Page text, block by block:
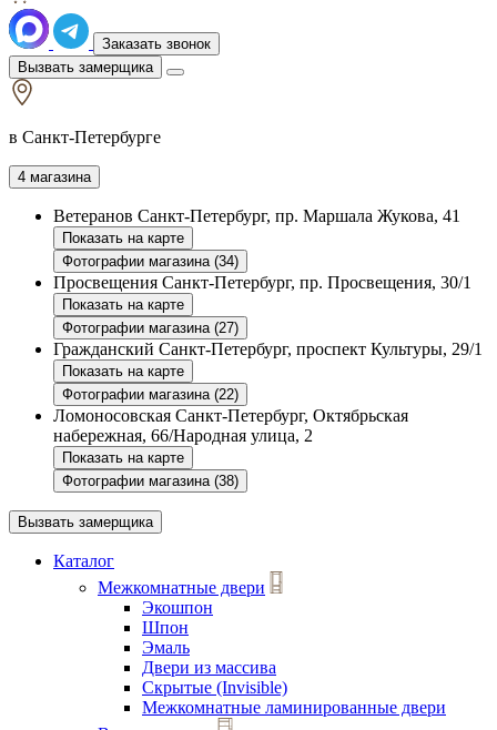
Заказать звонок
Вызвать замерщика
в Санкт-Петербурге
4 магазина
Ветеранов Санкт-Петербург, пр. Маршала Жукова, 41
Показать на карте
Фотографии магазина (34)
Просвещения Санкт-Петербург, пр. Просвещения, 30/1
Показать на карте
Фотографии магазина (27)
Гражданский Санкт-Петербург, проспект Культуры, 29/1
Показать на карте
Фотографии магазина (22)
Ломоносовская Санкт-Петербург, Октябрьская
набережная, 66/Народная улица, 2
Показать на карте
Фотографии магазина (38)
Вызвать замерщика
Каталог
Межкомнатные двери
Экошпон
Шпон
Эмаль
Двери из массива
Скрытые (Invisible)
Межкомнатные ламинированные двери